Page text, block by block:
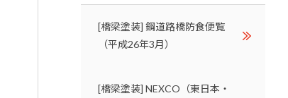
[橋梁塗装] 鋼道路橋防食便覧
（平成26年3月）
[橋梁塗装] NEXCO（東日本・